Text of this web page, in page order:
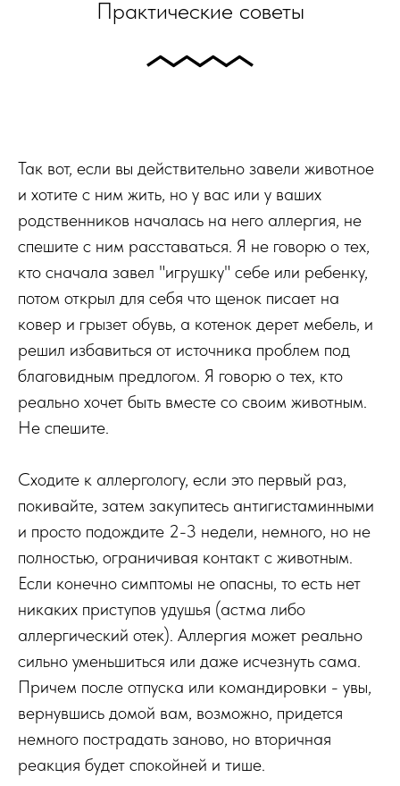
Практические советы
Так вот, если вы действительно завели животное
и хотите с ним жить, но у вас или у ваших
родственников началась на него аллергия, не
спешите с ним расставаться. Я не говорю о тех,
кто сначала завел "игрушку" себе или ребенку,
потом открыл для себя что щенок писает на
ковер и грызет обувь, а котенок дерет мебель, и
решил избавиться от источника проблем под
благовидным предлогом. Я говорю о тех, кто
реально хочет быть вместе со своим животным.
Не спешите.
Сходите к аллергологу, если это первый раз,
покивайте, затем закупитесь антигистаминными
и просто подождите 2-3 недели, немного, но не
полностью, ограничивая контакт с животным.
Если конечно симптомы не опасны, то есть нет
никаких приступов удушья (астма либо
аллергический отек). Аллергия может реально
сильно уменьшиться или даже исчезнуть сама.
Причем после отпуска или командировки - увы,
вернувшись домой вам, возможно, придется
немного пострадать заново, но вторичная
реакция будет спокойней и тише.